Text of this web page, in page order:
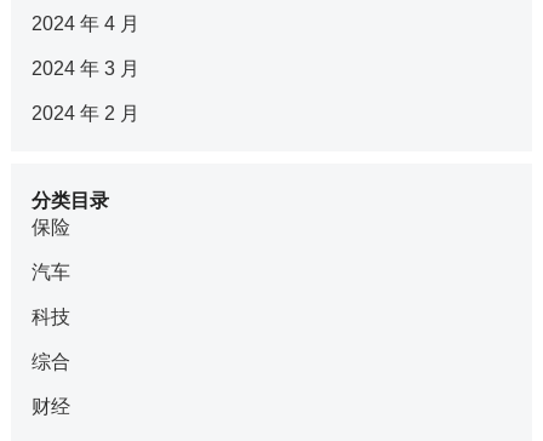
2024 年 4 月
2024 年 3 月
2024 年 2 月
分类目录
保险
汽车
科技
综合
财经